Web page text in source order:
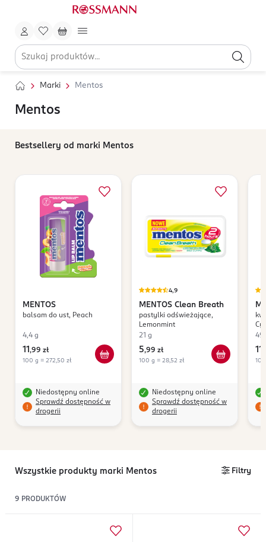
Marki Mentos
Mentos
Bestsellery od marki Mentos
MENTOS
balsam do ust, Peach
4,4 g
11 ,99 zł
100 g = 272,50 zł
Niedostępny online
Sprawdź dostępność w
drogerii
4,9
MENTOS Clean Breath
pastylki odświeżające,
Lemonmint
21 g
5,99 zł
100 g = 28,52 zł
Niedostępny online
Sprawdź dostępność w
drogerii
49
11
Wszystkie produkty marki Mentos Filtry
9 PRODUKTÓW